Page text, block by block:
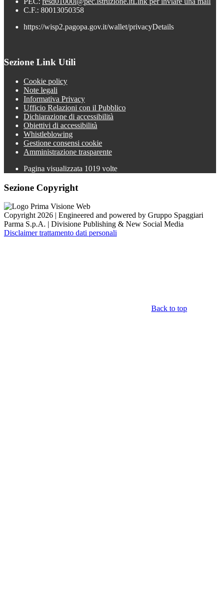
C.F.: 80013050358
https://wisp2.pagopa.gov.it/wallet/privacyDetails
Sezione Link Utili
Cookie policy
Note legali
Informativa Privacy
Ufficio Relazioni con il Pubblico
Dichiarazione di accessibilità
Obiettivi di accessibilità
Whistleblowing
Gestione consensi cookie
Amministrazione trasparente
Pagina visualizzata 1019 volte
Sezione Copyright
Copyright 2026 | Engineered and powered by Gruppo Spaggiari
Parma S.p.A. | Divisione Publishing & New Social Media
Disclaimer trattamento dati personali
Back to top